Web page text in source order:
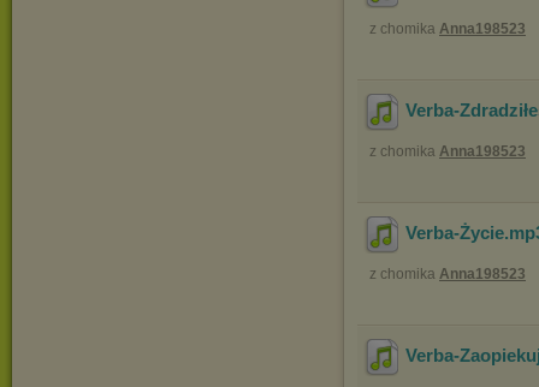
z chomika Anna198523
Verba-
z chomika Anna198523
Verba-Życie
z chomika Anna198523
Verba-